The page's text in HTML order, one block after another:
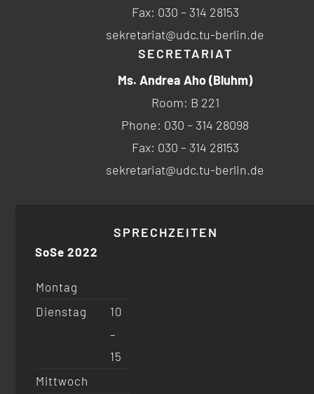
Fax: 030 – 314 28153
sekretariat@udc.tu-berlin.de
SECRETARIAT
Ms. Andrea Aho (Bluhm)
Room: B 221
Phone: 030 – 314 28098
Fax: 030 – 314 28153
sekretariat@udc.tu-berlin.de
SPRECHZEITEN
SoSe 2022
Montag
Dienstag
10
–
15
Mittwoch